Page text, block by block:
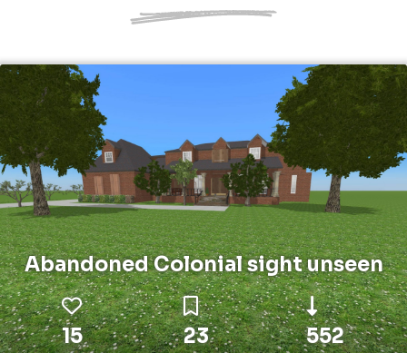
Abandoned Colonial sight unseen
15 23 552